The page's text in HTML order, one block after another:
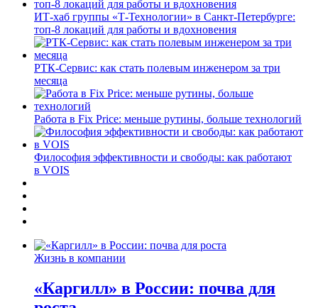
ИТ-хаб группы «Т-Технологии» в Санкт-Петербурге:
топ-8 локаций для работы и вдохновения
РТК-Сервис: как стать полевым инженером за три
месяца
Работа в Fix Price: меньше рутины, больше технологий
Философия эффективности и свободы: как работают
в VOIS
Жизнь в компании
«Каргилл» в России: почва для